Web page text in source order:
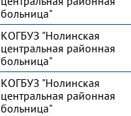
больница"
КОГБУЗ "Нолинская
центральная районная
больница"
КОГБУЗ "Нолинская
центральная районная
больница"